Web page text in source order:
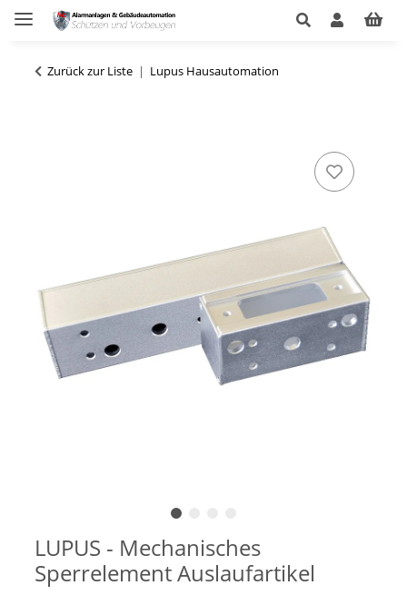
Zurück zur Liste Lupus Hausautomation
LUPUS - Mechanisches
Sperrelement Auslaufartikel